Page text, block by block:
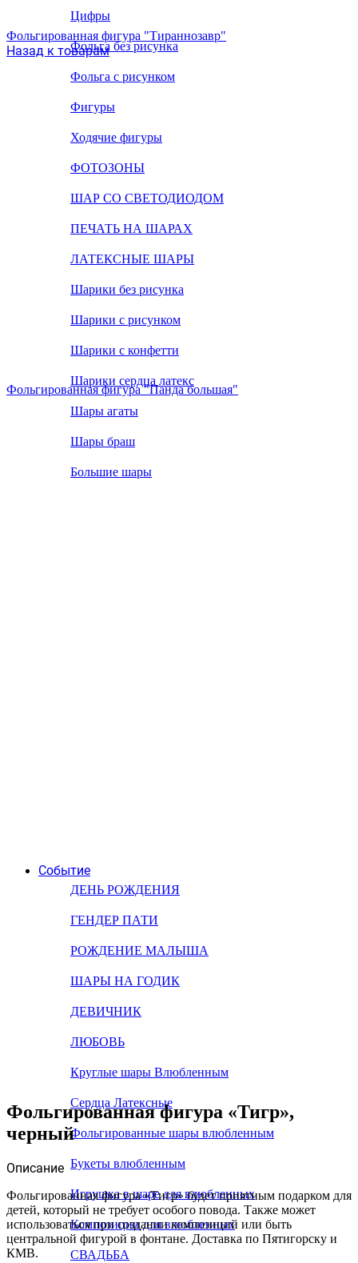
Цифры
Фольга без рисунка
Фольга с рисунком
Фигуры
Ходячие фигуры
ФОТОЗОНЫ
ШАР СО СВЕТОДИОДОМ
ПЕЧАТЬ НА ШАРАХ
ЛАТЕКСНЫЕ ШАРЫ
Шарики без рисунка
Шарики с рисунком
Шарики с конфетти
Шарики сердца латекс
Шары агаты
Шары браш
Большие шары
Событие
ДЕНЬ РОЖДЕНИЯ
ГЕНДЕР ПАТИ
РОЖДЕНИЕ МАЛЫША
ШАРЫ НА ГОДИК
ДЕВИЧНИК
ЛЮБОВЬ
Круглые шары Влюбленным
Сердца Латексные
Фольгированные шары влюбленным
Букеты влюбленным
Игрушка в шаре для влюбленных
Композиции для влюбленных
СВАДЬБА
Фольгированная фигура "Тираннозавр"
Назад к товарам
Фольгированная фигура "Панда большая"
Фольгированная фигура «Тигр»,
черный
Описание
Фольгированная фигура «Тигр» будет приятным подарком для
детей, который не требует особого повода. Также может
использоваться при создании композиций или быть
центральной фигурой в фонтане. Доставка по Пятигорску и
КМВ.